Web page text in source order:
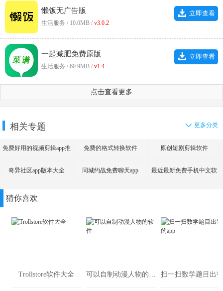
懒饭无广告版
生活服务 / 10.0MB / v3.0.2
立即查看
一起减肥免费原版
生活服务 / 60.9MB / v1.4
立即查看
点击查看更多
相关专题 更多分类
免费好用的视频剪辑app推 免费的格式转换软件 原创短剧剪辑软件
奇异社区app版本大全 同城约战免费聊天app 最近最新免费手机中文软
猜你喜欢
Trollstore软件大全 可以自制动漫人物的软件